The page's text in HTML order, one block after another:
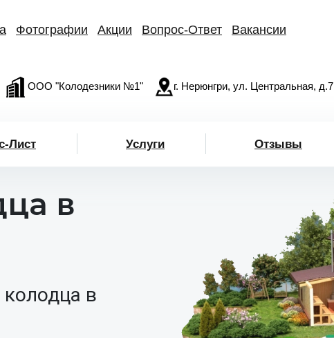
Фотографии Акции Вопрос-Ответ Вакансии
ООО "Колодезники №1" г. Нерюнгри, ул. Центральная, д.7
Лист Услуги Отзывы
в
в